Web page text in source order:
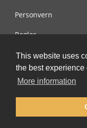
This website uses
the best experience
More information
Personvern
Regler
Kontakt oss
© 2002-